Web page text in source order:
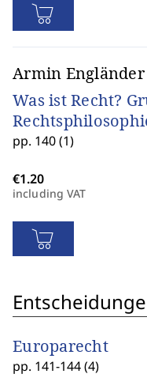
Armin Engländer
Was ist Recht?
pp. 140 (1)
including VAT
Europarecht
pp. 141-144 (4)